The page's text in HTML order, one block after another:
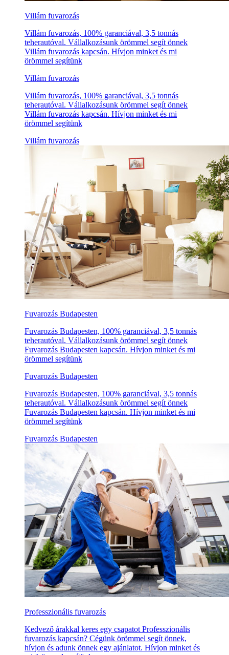
Villám fuvarozás
Villám fuvarozás, 100% garanciával, 3,5 tonnás
teherautóval. Vállalkozásunk örömmel segít önnek
Villám fuvarozás kapcsán. Hívjon minket és mi
örömmel segítünk
Villám fuvarozás
Villám fuvarozás, 100% garanciával, 3,5 tonnás
teherautóval. Vállalkozásunk örömmel segít önnek
Villám fuvarozás kapcsán. Hívjon minket és mi
örömmel segítünk
Villám fuvarozás
Fuvarozás Budapesten
Fuvarozás Budapesten, 100% garanciával, 3,5 tonnás
teherautóval. Vállalkozásunk örömmel segít önnek
Fuvarozás Budapesten kapcsán. Hívjon minket és mi
örömmel segítünk
Fuvarozás Budapesten
Fuvarozás Budapesten, 100% garanciával, 3,5 tonnás
teherautóval. Vállalkozásunk örömmel segít önnek
Fuvarozás Budapesten kapcsán. Hívjon minket és mi
örömmel segítünk
Fuvarozás Budapesten
Professzionális fuvarozás
Kedvező árakkal keres egy csapatot Professzionális
fuvarozás kapcsán? Cégünk örömmel segít önnek,
hívjon és adunk önnek egy ajánlatot. Hívjon minket és